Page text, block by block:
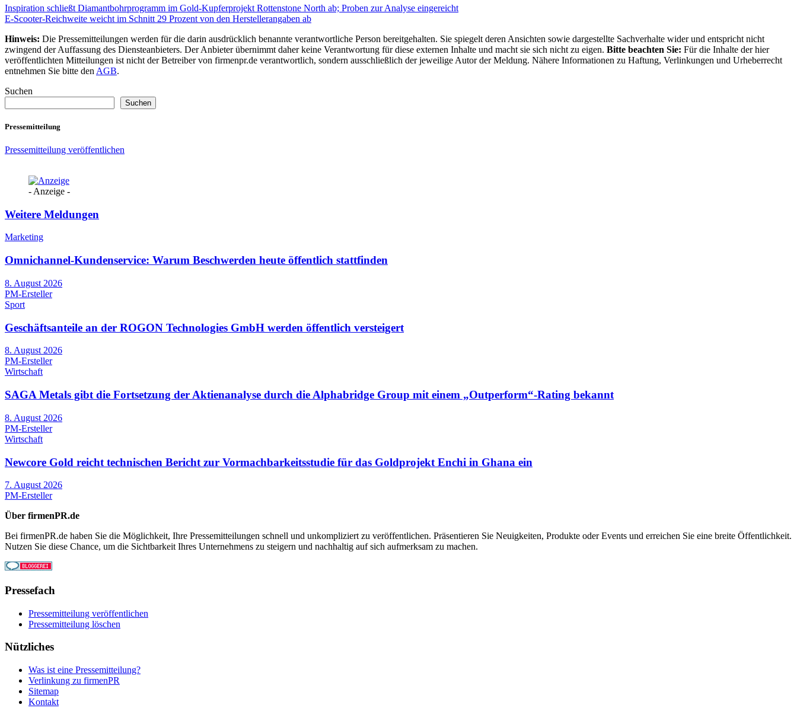
Beitragsnavigation
Inspiration schließt Diamantbohrprogramm im Gold-Kupferprojekt Rottenstone North ab; Proben zur Analyse eingereicht
E-Scooter-Reichweite weicht im Schnitt 29 Prozent von den Herstellerangaben ab
Hinweis: Die Pressemitteilungen werden für die darin ausdrücklich benannte verantwortliche Person bereitgehalten. Sie spiegelt deren Ansichten sowie dargestellte Sachverhalte wider und entspricht nicht
zwingend der Auffassung des Diensteanbieters. Der Anbieter übernimmt daher keine Verantwortung für diese externen Inhalte und macht sie sich nicht zu eigen. Bitte beachten Sie: Für die Inhalte der hier
veröffentlichten Mitteilungen ist nicht der Betreiber von firmenpr.de verantwortlich, sondern ausschließlich der jeweilige Autor der Meldung. Nähere Informationen zu Haftung, Verlinkungen und Urheberrecht
entnehmen Sie bitte den AGB.
Suchen
Suchen
Pressemitteilung
Pressemitteilung veröffentlichen
- Anzeige -
Weitere Meldungen
Marketing
Omnichannel-Kundenservice: Warum Beschwerden heute öffentlich stattfinden
8. August 2026
PM-Ersteller
Sport
Geschäftsanteile an der ROGON Technologies GmbH werden öffentlich versteigert
8. August 2026
PM-Ersteller
Wirtschaft
SAGA Metals gibt die Fortsetzung der Aktienanalyse durch die Alphabridge Group mit einem „Outperform“-Rating bekannt
8. August 2026
PM-Ersteller
Wirtschaft
Newcore Gold reicht technischen Bericht zur Vormachbarkeitsstudie für das Goldprojekt Enchi in Ghana ein
7. August 2026
PM-Ersteller
Über firmenPR.de
Bei firmenPR.de haben Sie die Möglichkeit, Ihre Pressemitteilungen schnell und unkompliziert zu veröffentlichen. Präsentieren Sie Neuigkeiten, Produkte oder Events und erreichen Sie eine breite Öffentlichkeit.
Nutzen Sie diese Chance, um die Sichtbarkeit Ihres Unternehmens zu steigern und nachhaltig auf sich aufmerksam zu machen.
Pressefach
Pressemitteilung veröffentlichen
Pressemitteilung löschen
Nützliches
Was ist eine Pressemitteilung?
Verlinkung zu firmenPR
Sitemap
Kontakt